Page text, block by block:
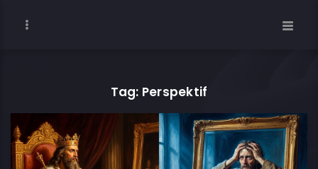
Tag: Perspektif